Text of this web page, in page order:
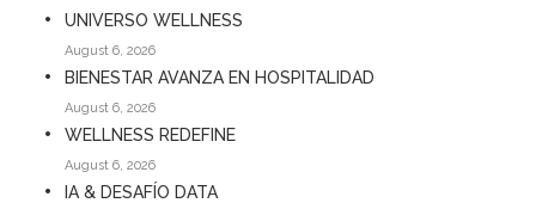
UNIVERSO WELLNESS
August 6, 2026
BIENESTAR AVANZA EN HOSPITALIDAD
August 6, 2026
WELLNESS REDEFINE
August 6, 2026
IA & DESAFÍO DATA